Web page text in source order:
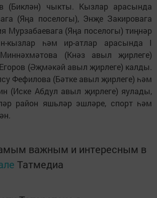
(Биклән) чыкты. Кызлар арасында
(Яңа поселогы), Энҗе Закировага
Мурзабаевага (Яңа поселогы) тиңнәр
кызлар һәм ир-атлар арасында I
(Кнәз авыл җирлеге)
(Әҗмәкәй авыл җирлеге) калды.
Фефилова (Бәтке авыл җирлеге) һәм
(Иске Абдул авыл җирлеге) яулады,
район яшьләр эшләре, спорт һәм
важным и интересным в
Татмедиа